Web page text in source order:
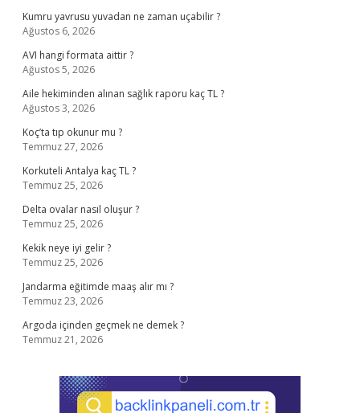
Kumru yavrusu yuvadan ne zaman uçabilir ?
Ağustos 6, 2026
AVI hangi formata aittir ?
Ağustos 5, 2026
Aile hekiminden alınan sağlık raporu kaç TL ?
Ağustos 3, 2026
Koç’ta tıp okunur mu ?
Temmuz 27, 2026
Korkuteli Antalya kaç TL ?
Temmuz 25, 2026
Delta ovalar nasıl oluşur ?
Temmuz 25, 2026
Kekik neye iyi gelir ?
Temmuz 25, 2026
Jandarma eğitimde maaş alır mı ?
Temmuz 23, 2026
Argoda içinden geçmek ne demek ?
Temmuz 21, 2026